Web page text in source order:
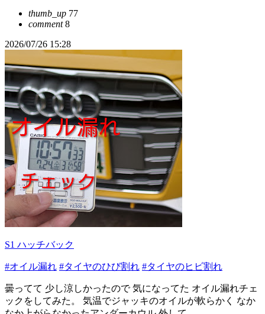
thumb_up 77
comment8
2026/07/26 15:28
S1 ハッチバック
#オイル漏れ #タイヤのひび割れ #タイヤのヒビ割れ
曇ってて 少し涼しかったので 気になってた オイル漏れチェ
ックをしてみた。 気温でジャッキのオイルが軟らかく なか